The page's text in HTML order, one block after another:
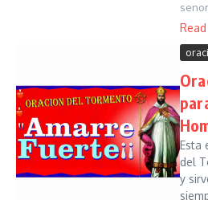
Esta
del
y